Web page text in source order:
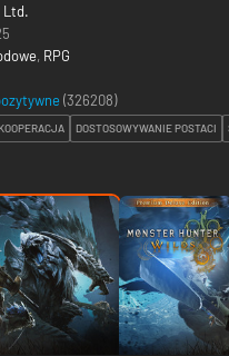
Ltd.
, RPG
(326208)
DOSTOSOWYWANIE POSTACI